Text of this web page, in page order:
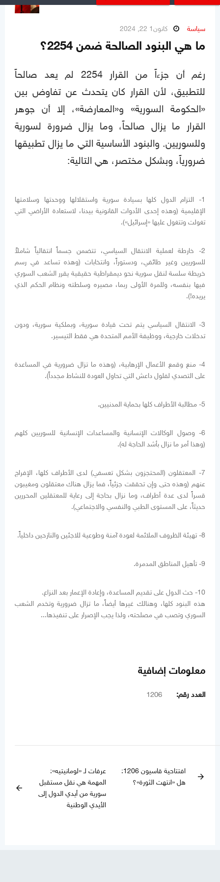
سياسة كانون1 22, 2024
ما هي البنود الصالحة ضمن 2254؟
رغم أن جزءاً من القرار 2254 لم يعد صالحاً
للتطبيق، لأن القرار كان يتحدث عن تفاوض بين
«الحكومة السورية» و«المعارضة»، إلا أن جوهر
القرار ما يزال صالحاً، وما يزال ضرورة لسورية
وللسوريين. والبنود الأساسية التي ما يزال تطبيقها
ضرورياً، وبشكل مختصر، هي التالية:
1- التزام الدول كلها بسيادة سورية واستقلالها ووحدتها وسلامتها
الإقليمية (وهذه إحدى الأدوات القانونية بيدنا، لاستعادة الأراضي التي
تغولت وتتغول عليها «إسرائيل»).
2- خارطة لعملية الانتقال السياسي، تتضمن جسماً انتقالياً شاملاً
للسوريين وغير طائفي، ودستوراً، وانتخابات (وهذه تساعد في رسم
خريطة سلسة لنقل سورية نحو ديمقراطية حقيقية يقرر الشعب السوري
فيها بنفسه، وللمرة الأولى ربما، مصيره وسلطته ونظام الحكم الذي
يريده!).
3- الانتقال السياسي يتم تحت قيادة سورية، وبملكية سورية، ودون
تدخلات خارجية، ووظيفة الأمم المتحدة هي فقط التيسير.
4- منع وقمع الأعمال الإرهابية، (وهذه ما تزال ضرورية في المساعدة
على التصدي لفلول داعش التي تحاول العودة للنشاط مجدداً).
5- مطالبة الأطراف كلها بحماية المدنيين.
6- وصول الوكالات الإنسانية والمساعدات الإنسانية للسوريين كلهم
(وهذا أمر ما نزال بأشد الحاجة له).
7- المعتقلون (المحتجزون بشكل تعسفي) لدى الأطراف كلها، الإفراج
عنهم (وهذه حتى وإن تحققت جزئياً، فما يزال هناك معتقلون ومغيبون
قسراً لدى عدة أطراف، وما نزال بحاجة إلى رعاية للمعتقلين المحررين
حديثاً، على المستوى الطبي والنفسي والاجتماعي).
8- تهيئة الظروف الملائمة لعودة آمنة وطوعية للاجئين والنازحين داخلياً.
9- تأهيل المناطق المدمرة.
10- حث الدول على تقديم المساعدة، وإعادة الإعمار بعد النزاع.
هذه البنود كلها، وهنالك غيرها أيضاً، ما تزال ضرورية وتخدم الشعب
السوري وتصب في مصلحته، ولذا يجب الإصرار على تنفيذها...
معلومات إضافية
العدد رقم: 1206
arrow_forward
افتتاحية قاسيون 1206:
هل «انتهت الثورة»؟
عرفات لـ «لومانيتيه»:
المهمة هي نقل مستقبل
سورية من أيدي الدول إلى
الأيدي الوطنية
arrow_back